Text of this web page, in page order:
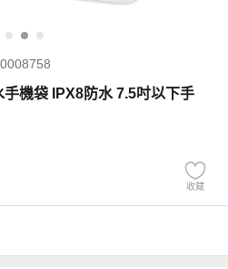
機袋 IPX8防水 7.5吋以下手
收藏